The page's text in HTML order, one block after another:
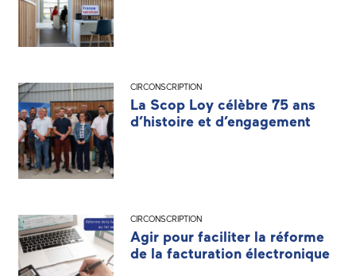
CIRCONSCRIPTION
La Scop Loy célèbre 75 ans
d’histoire et d’engagement
CIRCONSCRIPTION
Agir pour faciliter la réforme
de la facturation électronique